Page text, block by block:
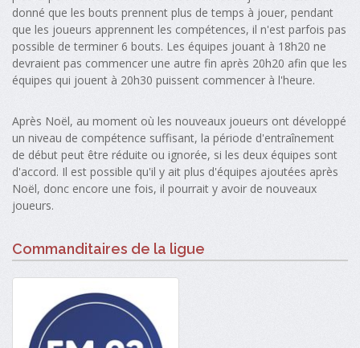
donné que les bouts prennent plus de temps à jouer, pendant
que les joueurs apprennent les compétences, il n'est parfois pas
possible de terminer 6 bouts. Les équipes jouant à 18h20 ne
devraient pas commencer une autre fin après 20h20 afin que les
équipes qui jouent à 20h30 puissent commencer à l'heure.
Après Noël, au moment où les nouveaux joueurs ont développé
un niveau de compétence suffisant, la période d'entraînement
de début peut être réduite ou ignorée, si les deux équipes sont
d'accord. Il est possible qu'il y ait plus d'équipes ajoutées après
Noël, donc encore une fois, il pourrait y avoir de nouveaux
joueurs.
Commanditaires de la ligue